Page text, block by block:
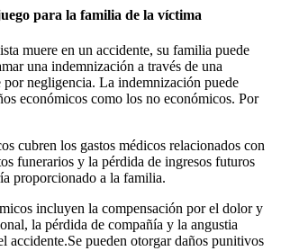
para la familia de la víctima
muere en un accidente, su familia puede
una indemnización a través de una
por negligencia. La indemnización puede
económicos como los no económicos. Por
cubren los gastos médicos relacionados con
funerarios y la pérdida de ingresos futuros
proporcionado a la familia.
incluyen la compensación por el dolor y
la pérdida de compañía y la angustia
accidente.Se pueden otorgar daños punitivos